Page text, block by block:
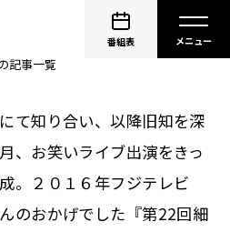
番組表
記事一覧
て知り合い、以降旧知を深
、お笑いライブ出演をきっ
。２０１６年フジテレビ
のおかげでした『第22回細